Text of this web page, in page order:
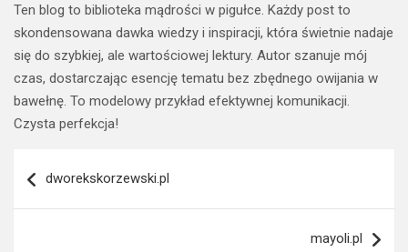
Ten blog to biblioteka mądrości w pigułce. Każdy post to
skondensowana dawka wiedzy i inspiracji, która świetnie nadaje
się do szybkiej, ale wartościowej lektury. Autor szanuje mój
czas, dostarczając esencję tematu bez zbędnego owijania w
bawełnę. To modelowy przykład efektywnej komunikacji.
Czysta perfekcja!
wpisu
dworekskorzewski.pl
mayoli.pl